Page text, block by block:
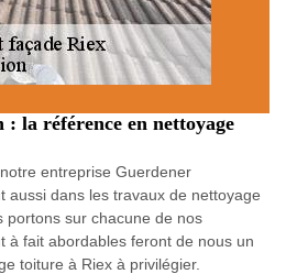
: la référence en nettoyage
entreprise Guerdener
aussi dans les travaux de nettoyage
portons sur chacune de nos
à fait abordables feront de nous un
toiture à Riex à privilégier.